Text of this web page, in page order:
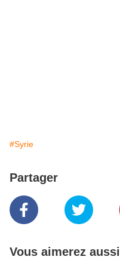
#Syrie
Partager
Vous aimerez aussi